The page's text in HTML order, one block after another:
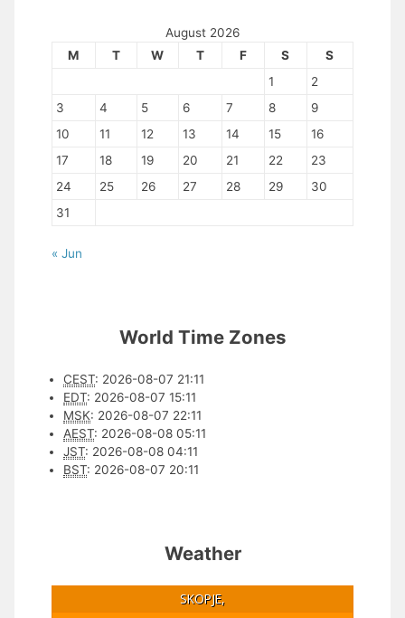
August 2026
M
T W T F S
S
1
2
3
4 5 6 7 8
9
10
11 12 13 14 15
16
17
18 19 20 21 22
23
24
25 26 27 28 29
30
31
« Jun
World Time Zones
CEST: 2026-08-07 21:11
EDT: 2026-08-07 15:11
MSK: 2026-08-07 22:11
AEST: 2026-08-08 05:11
JST: 2026-08-08 04:11
BST: 2026-08-07 20:11
Weather
SKOPJE,